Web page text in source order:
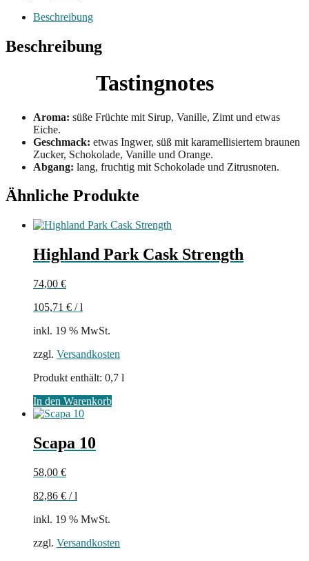
Beschreibung
Beschreibung
Tastingnotes
Aroma: süße Früchte mit Sirup, Vanille, Zimt und etwas
Eiche.
Geschmack: etwas Ingwer, süß mit karamellisiertem braunen
Zucker, Schokolade, Vanille und Orange.
Abgang: lang, fruchtig mit Schokolade und Zitrusnoten.
Ähnliche Produkte
Highland Park Cask Strength
74,00 €
105,71 € /l
inkl. 19 % MwSt.
zzgl. Versandkosten
Produkt enthält: 0,7 l
In den Warenkorb
Scapa 10
58,00 €
82,86 € /l
inkl. 19 % MwSt.
zzgl. Versandkosten